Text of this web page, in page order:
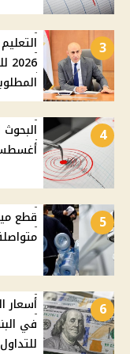
3
4
5
6
في
للتداول